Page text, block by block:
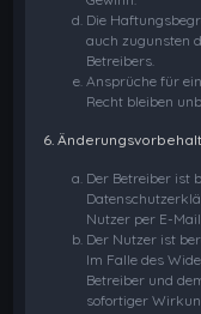
Die
auch zugunsten
Betreibers.
Ansprüche für
Recht bleiben
6. Änderungsvorbehalt
Der Betreiber ist
Nutzer per E-
Der Nutzer ist
Im Falle des
Betreiber und
sofortiger